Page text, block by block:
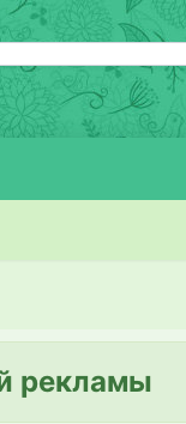
рекламы